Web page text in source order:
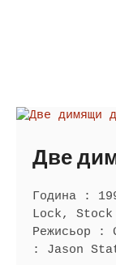
Две
Година :
Lock, Stock
Режисьор :
: Jason